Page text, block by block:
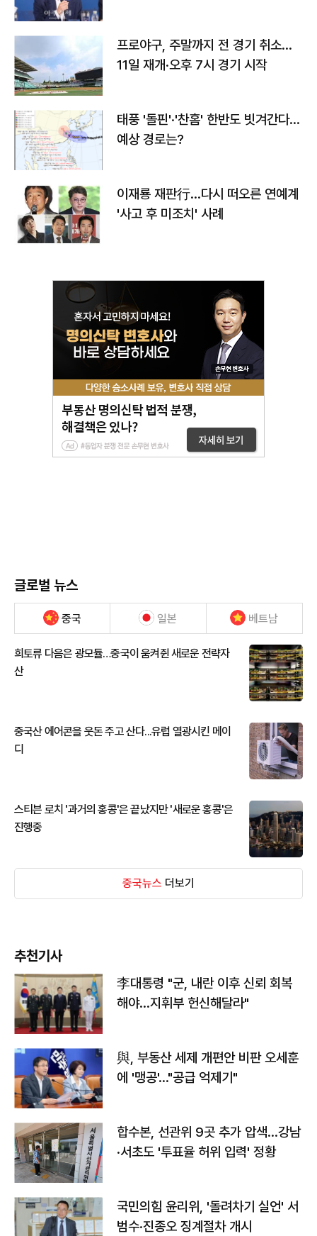
프로야구, 주말까지 전 경기 취소…
11일 재개·오후 7시 경기 시작
태풍 '돌핀'·'찬홈' 한반도 빗겨간다…
예상 경로는?
이재룡 재판行…다시 떠오른 연예계
'사고 후 미조치' 사례
글로벌 뉴스
중국 일본 베트남
희토류 다음은 광모듈…중국이 움켜쥔 새로운 전략자
산
중국산 에어콘을 웃돈 주고 산다...유럽 열광시킨 메이
디
스티븐 로치 '과거의 홍콩'은 끝났지만 '새로운 홍콩'은
진행중
중국뉴스 더보기
추천기사
李대통령 "군, 내란 이후 신뢰 회복
해야…지휘부 헌신해달라"
與, 부동산 세제 개편안 비판 오세훈
에 '맹공'…"공급 억제기"
합수본, 선관위 9곳 추가 압색…강남
·서초도 '투표율 허위 입력' 정황
국민의힘 윤리위, '돌려차기 실언' 서
범수·진종오 징계절차 개시